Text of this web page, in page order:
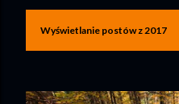
PWyświetlanie postów z 2017